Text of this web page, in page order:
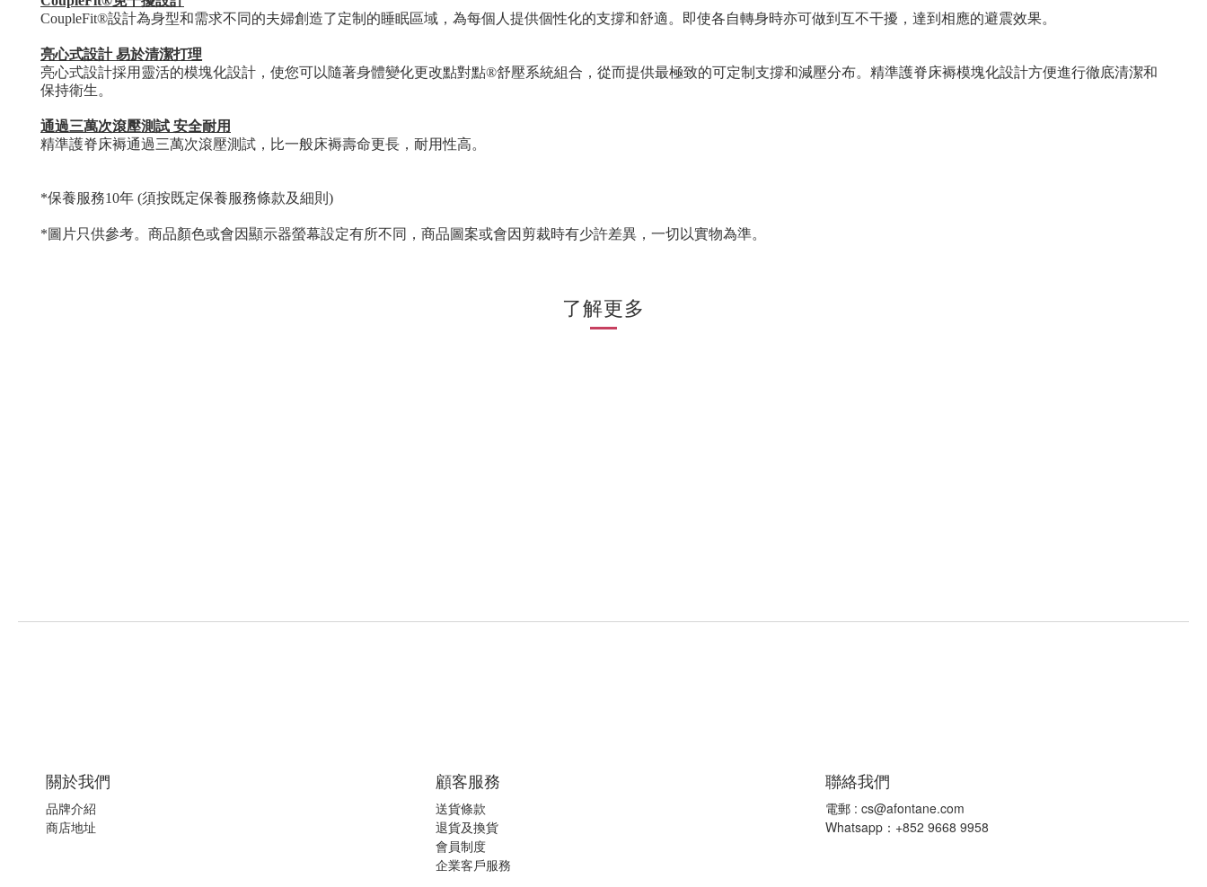
CoupleFit®設計為身型和需求不同的夫婦創造了定制的睡眠區域，為每個人提供個性化的支撐和舒適。即使各自轉身時亦可做到互不干擾，達到相應的避震效果。
亮心式設計 易於清潔打理
亮心式設計採用靈活的模塊化設計，使您可以隨著身體變化更改點對點®舒壓系統組合，從而提供最極致的可定制支撐和減壓分布。精準護脊床褥模塊化設計方便進行徹底清潔和
保持衛生。
通過三萬次滾壓測試 安全耐用
精準護脊床褥通過三萬次滾壓測試， 比一般床褥壽命更長， 耐用性高。
*保養服務10年 (須按既定保養服務條款及細則 )
*圖片只供參考。商品顏色或會因顯示器螢幕設定有所不同，商品圖案或會因剪裁時有少許差異，一切以實物為準。
了解更多
關於我們
品牌介紹
商店地址
顧客服務
送貨條款
退貨及換貨
會員制度
企業客戶服務
聯絡我們
電郵 : cs@afontane.com
Whatsapp：+852 9668 9958